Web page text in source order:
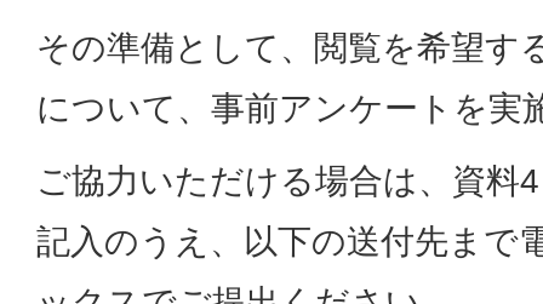
その準備として、閲覧を希望す
について、事前アンケートを実
ご協力いただける場合は、資料
記入のうえ、以下の送付先まで